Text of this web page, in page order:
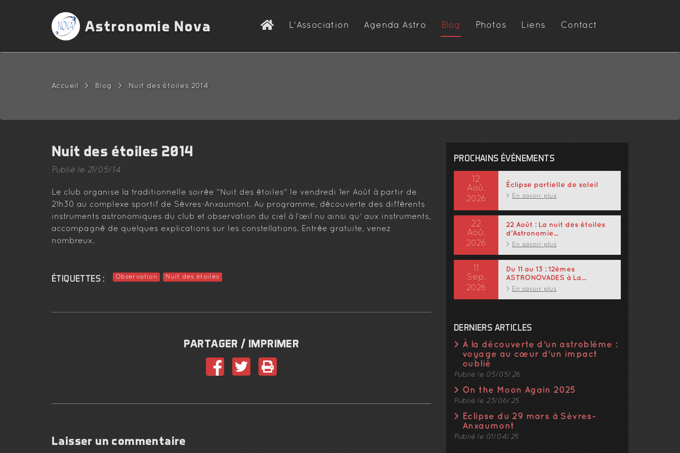
L'Association Agenda Astro Blog Photos Liens Contact
Accueil > Blog > Nuit des étoiles 2014
Nuit des étoiles 2014
Publié le 21/05/14
Le club organise la traditionnelle soirée "Nuit des étoiles" le vendredi 1er Août à partir de
21h30 au complexe sportif de Sèvres-Anxaumont. Au programme, découverte des différents
instruments astronomiques du club et observation du ciel à l’œil nu ainsi qu' aux instruments,
accompagné de quelques explications sur les constellations. Entrée gratuite, venez
nombreux.
ÉTIQUETTES : Observation Nuit des étoiles
PARTAGER / IMPRIMER
Laisser un commentaire
PROCHAINS ÉVÉNEMENTS
12
Aoû.
2026
Éclipse partielle de soleil
En savoir plus
22
Aoû.
2026
22 Août : La nuit des étoiles
d'Astronomie...
En savoir plus
Sep.
2026
Du 11 au 13 : 12èmes
ASTRONOVADES à La...
En savoir plus
DERNIERS ARTICLES
À la découverte d’un astroblème :
voyage au cœur d’un impact
oublié
Publié le 05/05/26
On the Moon Again 2025
Publié le 23/06/25
Eclipse du 29 mars à Sèvres-
Anxaumont
Publié le 01/04/25